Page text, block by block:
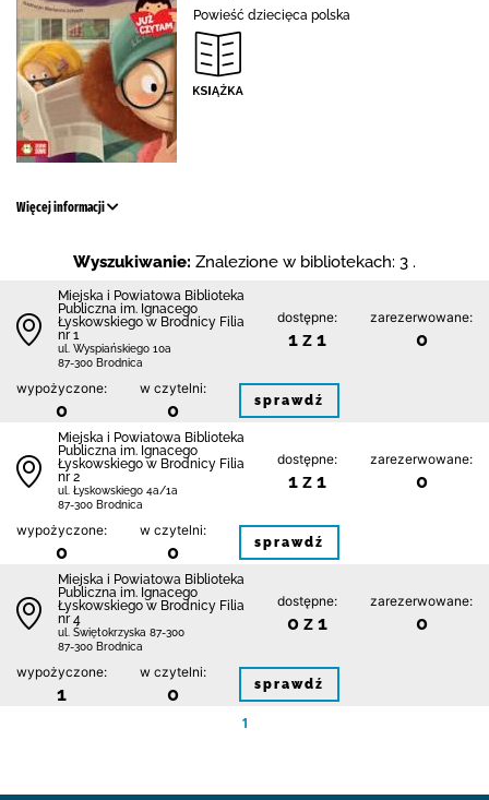
Powieść dziecięca polska
Więcej informacji
Wyszukiwanie: Znalezione w bibliotekach: 3 .
Miejska i Powiatowa Biblioteka
Publiczna im. Ignacego
Łyskowskiego w Brodnicy Filia
nr 1
ul. Wyspiańskiego 10a
87-300 Brodnica
dostępne:
1 z 1
zarezerwowane:
0
wypożyczone:
0
w czytelni:
0 sprawdź
Miejska i Powiatowa Biblioteka
Publiczna im. Ignacego
Łyskowskiego w Brodnicy Filia
nr 2
ul. Łyskowskiego 4a/1a
87-300 Brodnica
dostępne:
1 z 1
zarezerwowane:
0
wypożyczone:
0
w czytelni:
0 sprawdź
Miejska i Powiatowa Biblioteka
Publiczna im. Ignacego
Łyskowskiego w Brodnicy Filia
nr 4
ul. Świętokrzyska 87-300
87-300 Brodnica
dostępne:
0 z 1
zarezerwowane:
0
wypożyczone:
1
w czytelni:
0 sprawdź
1